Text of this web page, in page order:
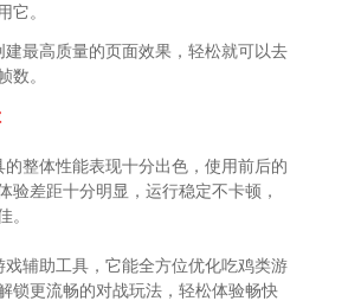
它。
建最高质量的页面效果，轻松就可以去
数。
的整体性能表现十分出色，使用前后的
验差距十分明显，运行稳定不卡顿，
。
戏辅助工具，它能全方位优化吃鸡类游
锁更流畅的对战玩法，轻松体验畅快